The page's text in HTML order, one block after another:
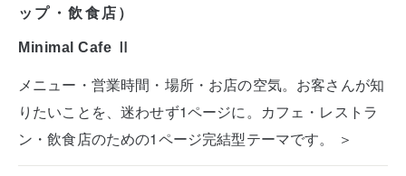
ップ・飲食店）
Minimal Cafe Ⅱ
メニュー・営業時間・場所・お店の空気。お客さんが知
りたいことを、迷わせず1ページに。カフェ・レストラ
ン・飲食店のための1ページ完結型テーマです。 ＞